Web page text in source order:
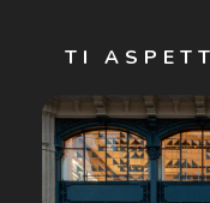
Cliccando su
acconsento
Luxottica Group
ed altre
Informativa sulla
TI